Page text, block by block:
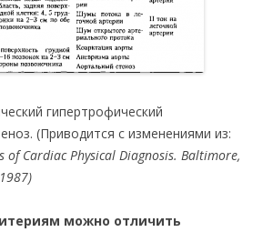
гипертрофический
(Приводится с изменениями из:
of Cardiac Physical Diagnosis. Baltimore,
можно отличить